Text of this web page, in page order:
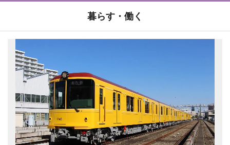
暮らす・働く